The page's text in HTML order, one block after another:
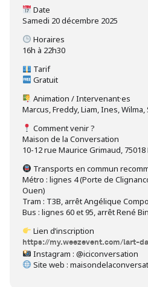
Date
Samedi 20 décembre 2025
Horaires
16h à 22h30
Tarif
Gratuit
Animation / Intervenant·es
Marcus, Freddy, Liam, Ines,
Comment venir ?
Maison de la Conversation
10-12 rue Maurice Grimaud, 75018
Transports en commun
Métro : lignes 4 (Porte de
Ouen)
Tram : T3B, arrêt Angélique
Bus : lignes 60 et 95, arrêt René
Lien d’inscription
https://my.weezevent.com/lart-
Instagram : @iciconversation
Site web :